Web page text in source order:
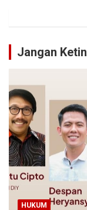
Jangan
HUKUM